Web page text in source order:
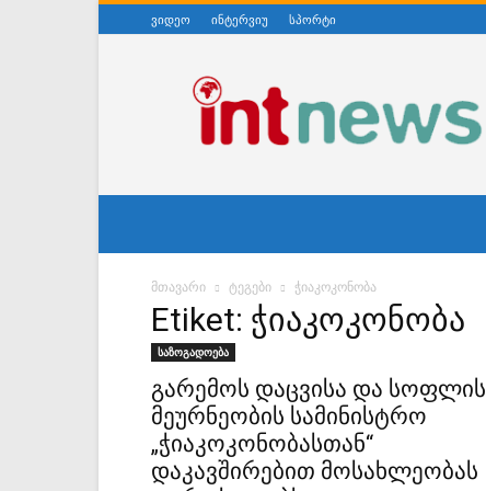
ვიდეო ინტერვიუ სპორტი
ინტერნეტნიუსი
მთავარი ტეგები ჭიაკოკონობა
Etiket: ჭიაკოკონობა
საზოგადოება
გარემოს დაცვისა და სოფლის
მეურნეობის სამინისტრო
„ჭიაკოკონობასთან“
დაკავშირებით მოსახლეობას